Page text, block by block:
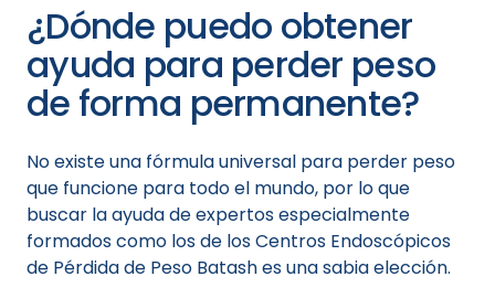
¿Dónde puedo obtener
ayuda para perder peso
de forma permanente?
No existe una fórmula universal para perder peso
que funcione para todo el mundo, por lo que
buscar la ayuda de expertos especialmente
formados como los de los Centros Endoscópicos
de Pérdida de Peso Batash es una sabia elección.